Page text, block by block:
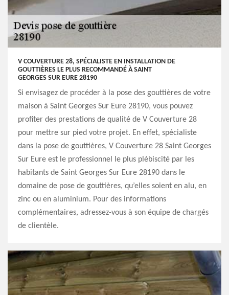
V COUVERTURE 28, SPÉCIALISTE EN INSTALLATION DE
GOUTTIÈRES LE PLUS RECOMMANDÉ À SAINT
GEORGES SUR EURE 28190
Si envisagez de procéder à la pose des gouttières de votre
maison à Saint Georges Sur Eure 28190, vous pouvez
profiter des prestations de qualité de V Couverture 28
pour mettre sur pied votre projet. En effet, spécialiste
dans la pose de gouttières, V Couverture 28 Saint Georges
Sur Eure est le professionnel le plus plébiscité par les
habitants de Saint Georges Sur Eure 28190 dans le
domaine de pose de gouttières, qu’elles soient en alu, en
zinc ou en aluminium. Pour des informations
complémentaires, adressez-vous à son équipe de chargés
de clientèle.